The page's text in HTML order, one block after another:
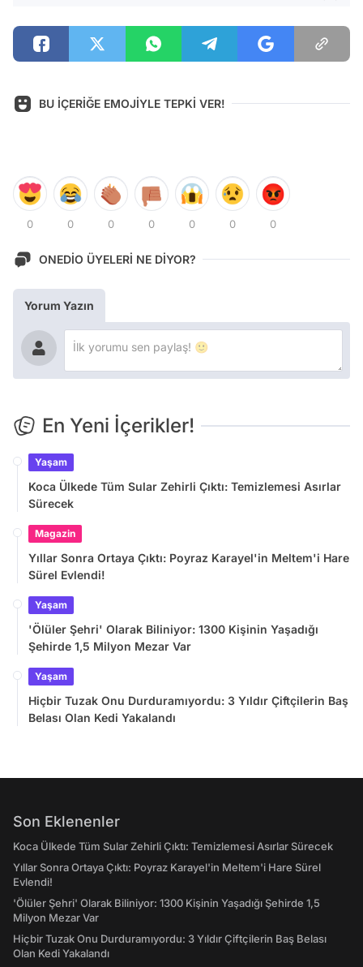
BU İÇERİĞE EMOJİYLE TEPKİ VER!
0 0 0 0 0 0 0
ONEDİO ÜYELERİ NE DİYOR?
Yorum Yazın
En Yeni İçerikler!
Yaşam
Koca Ülkede Tüm Sular Zehirli Çıktı: Temizlemesi Asırlar
Sürecek
Magazin
Yıllar Sonra Ortaya Çıktı: Poyraz Karayel'in Meltem'i Hare
Sürel Evlendi!
Yaşam
'Ölüler Şehri' Olarak Biliniyor: 1300 Kişinin Yaşadığı
Şehirde 1,5 Milyon Mezar Var
Yaşam
Hiçbir Tuzak Onu Durduramıyordu: 3 Yıldır Çiftçilerin Baş
Belası Olan Kedi Yakalandı
Son Eklenenler
Koca Ülkede Tüm Sular Zehirli Çıktı: Temizlemesi Asırlar Sürecek
Yıllar Sonra Ortaya Çıktı: Poyraz Karayel'in Meltem'i Hare Sürel
Evlendi!
'Ölüler Şehri' Olarak Biliniyor: 1300 Kişinin Yaşadığı Şehirde 1,5
Milyon Mezar Var
Hiçbir Tuzak Onu Durduramıyordu: 3 Yıldır Çiftçilerin Baş Belası
Olan Kedi Yakalandı